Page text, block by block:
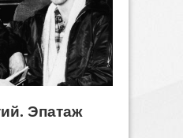
Эпатаж